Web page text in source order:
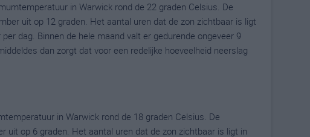
in Warwick rond de 22 graden Celsius. De
uit op 12 graden. Het aantal uren dat de zon zichtbaar is ligt
dag. Binnen de hele maand valt er gedurende ongeveer 9
dan zorgt dat voor een redelijke hoeveelheid neerslag
in Warwick rond de 18 graden Celsius. De
uit op 6 graden. Het aantal uren dat de zon zichtbaar is ligt in